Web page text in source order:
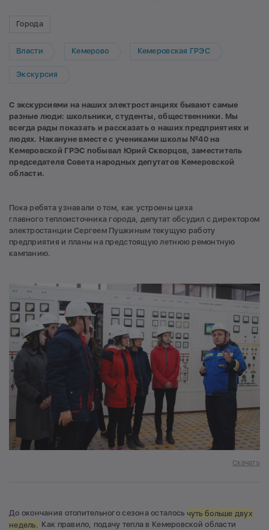
Города
Власти Кемерово Кемеровская ГРЭС
Экскурсия
С экскурсиями на наших электростанциях бывают самые
разные люди: школьники, студенты, общественники. Мы
всегда рады показать и рассказать о наших предприятиях и
людях. Накануне вместе с учениками школы №40 на
Кемеровской ГРЭС побывал Юрий Скворцов, заместитель
председателя Совета народных депутатов Кемеровской
области.
Пока ребята узнавали о том, как устроены цеха
главного теплоисточника города, депутат обсудил с директором
электростанции Сергеем Пушкиным текущую работу
предприятия и планы на предстоящую летнюю ремонтную
кампанию.
Скачать
До окончания отопительного сезона осталось чуть больше двух
недель. Как правило, подачу тепла в Кемеровской области